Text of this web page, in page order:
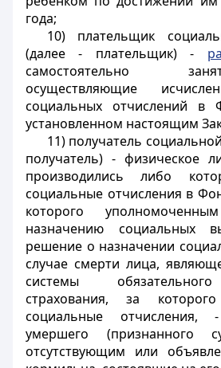
года;
10) плательщик
(далее - плательщик) -
самостоятельно
осуществляющие
социальных отчислений в
установленном настоящим
11) получатель
получатель) - физическое
производились либо
социальные отчисления в
которого
назначению социальных
решение о назначении
случае смерти лица,
системы
страхования, за
социальные
умершего (признанного
отсутствующим или